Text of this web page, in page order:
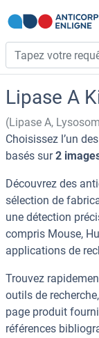
Lipase A
(Lipase A,
Choisissez l’un des
basés sur2
Découvrez des
sélection de
une détection
compris Mouse,
applications de
Trouvez
outils de
page produit
références